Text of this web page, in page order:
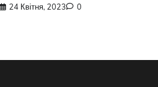
24 Квітня, 2023 0